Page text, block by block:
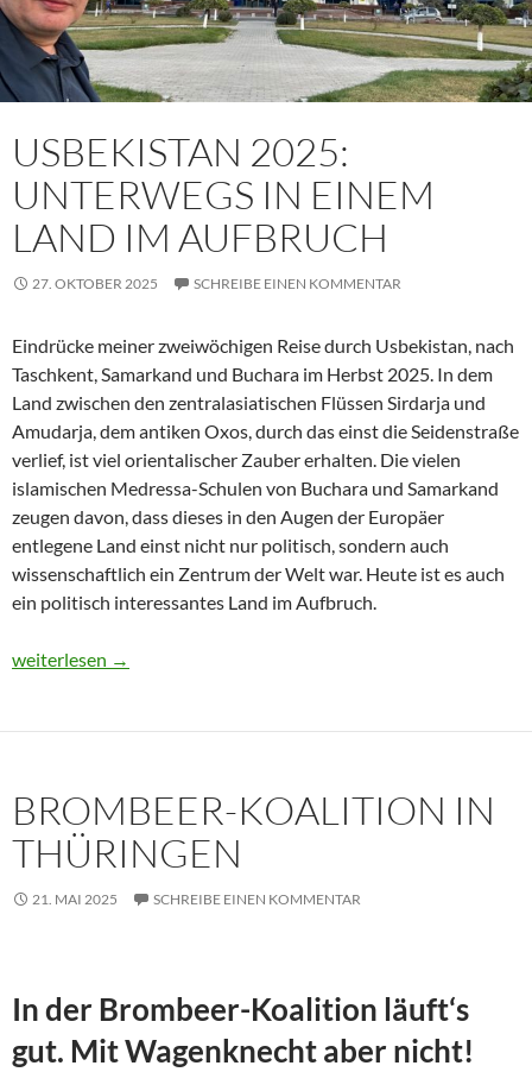
USBEKISTAN 2025:
UNTERWEGS IN EINEM
LAND IM AUFBRUCH
27. OKTOBER 2025 SCHREIBE EINEN KOMMENTAR
Eindrücke meiner zweiwöchigen Reise durch Usbekistan, nach
Taschkent, Samarkand und Buchara im Herbst 2025. In dem
Land zwischen den zentralasiatischen Flüssen Sirdarja und
Amudarja, dem antiken Oxos, durch das einst die Seidenstraße
verlief, ist viel orientalischer Zauber erhalten. Die vielen
islamischen Medressa-Schulen von Buchara und Samarkand
zeugen davon, dass dieses in den Augen der Europäer
entlegene Land einst nicht nur politisch, sondern auch
wissenschaftlich ein Zentrum der Welt war. Heute ist es auch
ein politisch interessantes Land im Aufbruch.
Usbekistan 2025: Unterwegs in einem Land im Aufbruch
weiterlesen →
BROMBEER-KOALITION IN
THÜRINGEN
21. MAI 2025 SCHREIBE EINEN KOMMENTAR
In der Brombeer-Koalition läuft‘s
gut. Mit Wagenknecht aber nicht!